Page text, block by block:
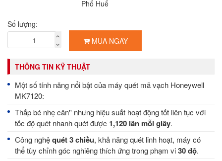
Phố Huế
Số lượng:
MUA NGAY
THÔNG TIN KỸ THUẬT
Một số tính năng nổi bật của máy quét mã vạch Honeywell
MK7120:
Thấp bé nhẹ cân'' nhưng hiệu suất hoạt động tốt liên tục với
tốc độ quét nhanh quét được 1,120 lần mỗi giây.
Công nghệquét 3 chiều, khả năng quét linh hoạt, máy có
thể tùy chỉnh góc nghiêng thích ứng trong phạm vi30 độ.